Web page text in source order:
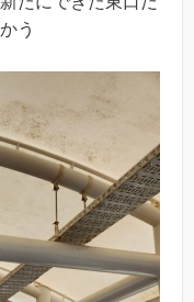
う